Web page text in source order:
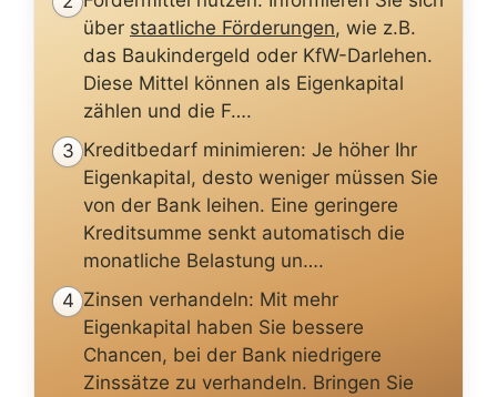
über staatliche Förderungen, wie z.B.
das Baukindergeld oder KfW-Darlehen.
Diese Mittel können als Eigenkapital
zählen und die F….
3 Kreditbedarf minimieren: Je höher Ihr
Eigenkapital, desto weniger müssen Sie
von der Bank leihen. Eine geringere
Kreditsumme senkt automatisch die
monatliche Belastung un….
4 Zinsen verhandeln: Mit mehr
Eigenkapital haben Sie bessere
Chancen, bei der Bank niedrigere
Zinssätze zu verhandeln. Bringen Sie